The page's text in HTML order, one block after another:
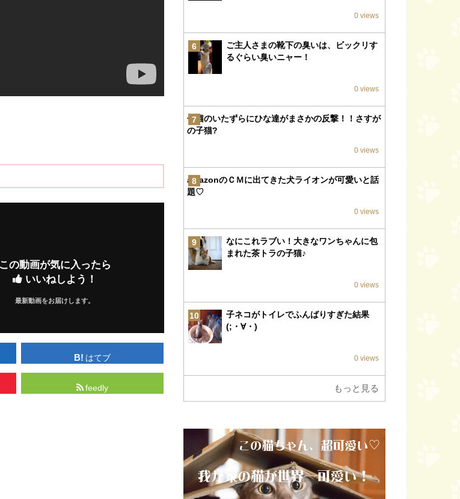
この動画が気に入ったら
いいねしよう！
最新動画をお届けします。
はてブ
feedly
0 views
6
ご主人さまの靴下の臭いは、ビックリす
るぐらい臭いニャー！
0 views
7
子猫のいたずらにひな達がまさかの反撃！！さすが
の子猫?
0 views
8
amazonのＣＭに出てきた犬ライオンが可愛いと話
題♡
0 views
9
なにこれラブい！大きなワンちゃんに包
まれた茶トラの子猫♪
0 views
10
子ネコがトイレでふんばりすぎた結果
(;・∀・)
0 views
もっと見る